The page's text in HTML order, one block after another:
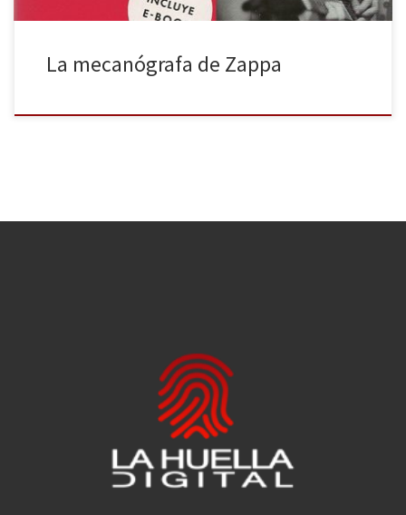
La mecanógrafa de Zappa